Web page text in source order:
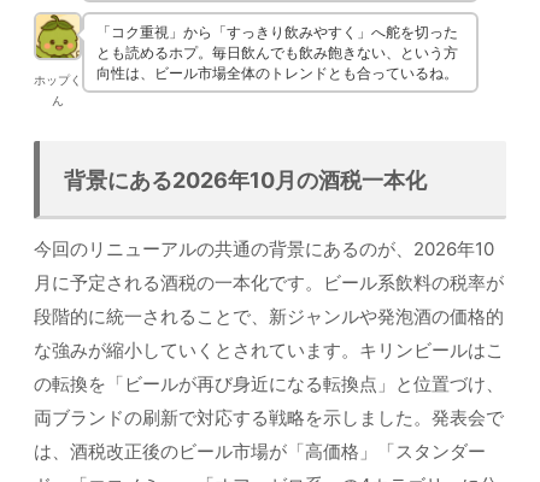
ホップく
ん
「コク重視」から「すっきり飲みやすく」へ舵を切った
とも読めるホプ。毎日飲んでも飲み飽きない、という方
向性は、ビール市場全体のトレンドとも合っているね。
背景にある2026年10月の酒税一本化
今回のリニューアルの共通の背景にあるのが、2026年10
月に予定される酒税の一本化です。ビール系飲料の税率が
段階的に統一されることで、新ジャンルや発泡酒の価格的
な強みが縮小していくとされています。キリンビールはこ
の転換を「ビールが再び身近になる転換点」と位置づけ、
両ブランドの刷新で対応する戦略を示しました。発表会で
は、酒税改正後のビール市場が「高価格」「スタンダー